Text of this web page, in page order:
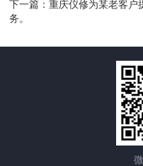
下一篇：重庆仪修为某老客户
务。